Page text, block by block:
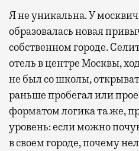
Я не уникальна. У
образовалась новая
собственном городе.
отель в центре Москвы,
не был со школы,
раньше пробегал или
форматом логика та же,
уровень: если можно
в своем городе, почему